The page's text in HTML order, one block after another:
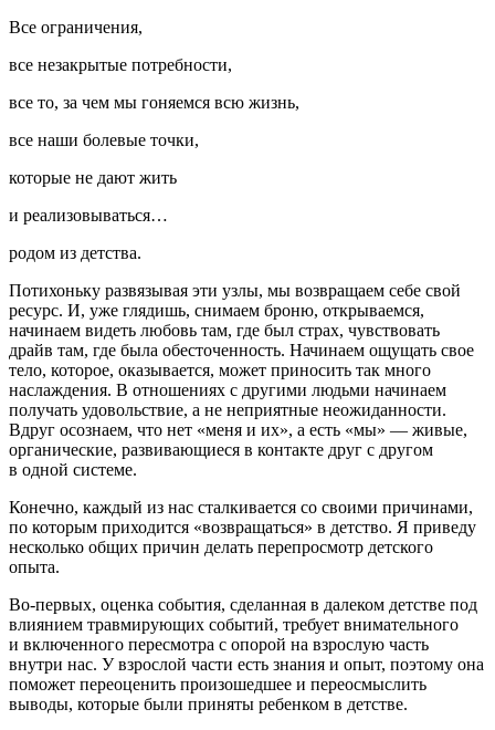
Все ограничения,
все незакрытые потребности,
все то, за чем мы гоняемся всю жизнь,
все наши болевые точки,
которые не дают жить
и реализовываться…
родом из детства.
Потихоньку развязывая эти узлы, мы возвращаем себе свой
ресурс. И, уже глядишь, снимаем броню, открываемся,
начинаем видеть любовь там, где был страх, чувствовать
драйв там, где была обесточенность. Начинаем ощущать свое
тело, которое, оказывается, может приносить так много
наслаждения. В отношениях с другими людьми начинаем
получать удовольствие, а не неприятные неожиданности.
Вдруг осознаем, что нет «меня и их», а есть «мы» — живые,
органические, развивающиеся в контакте друг с другом
в одной системе.
Конечно, каждый из нас сталкивается со своими причинами,
по которым приходится «возвращаться» в детство. Я приведу
несколько общих причин делать перепросмотр детского
опыта.
Во-первых, оценка события, сделанная в далеком детстве под
влиянием травмирующих событий, требует внимательного
и включенного пересмотра с опорой на взрослую часть
внутри нас. У взрослой части есть знания и опыт, поэтому она
поможет переоценить произошедшее и переосмыслить
выводы, которые были приняты ребенком в детстве.